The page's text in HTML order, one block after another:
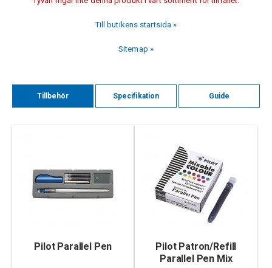
Till butikens startsida »
Sitemap »
Tillbehör Specifikation Guide
Pilot Parallel Pen
Pilot Patron/Refill
Parallel Pen Mix